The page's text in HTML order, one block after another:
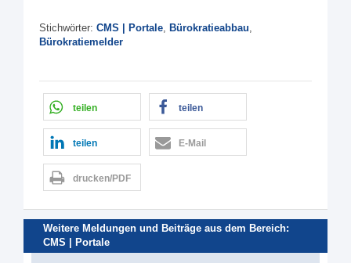
Stichwörter: CMS | Portale, Bürokratieabbau,
Bürokratiemelder
teilen teilen
teilen E-Mail
drucken/PDF
Weitere Meldungen und Beiträge aus dem Bereich:
CMS | Portale